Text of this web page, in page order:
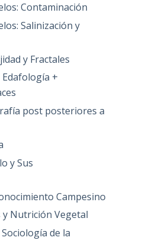
Contaminación
Salinización y
y Fractales
+
post posteriores a
y Sus
Campesino
y Nutrición Vegetal
de la